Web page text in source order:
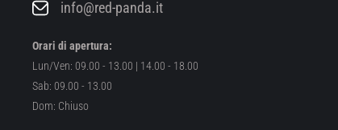
info@red-panda.it
Orari di apertura:
Lun/Ven: 09.00 - 13.00 | 14.00 - 18.00
Sab: 09.00 - 13.00
Dom: Chiuso